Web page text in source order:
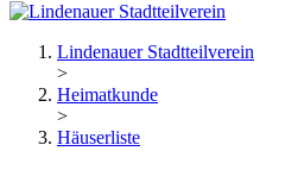
Lindenauer Stadtteilverein
>
Heimatkunde
>
Häuserliste